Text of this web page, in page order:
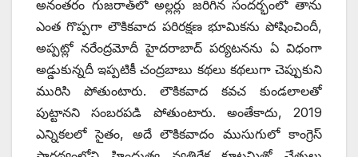
అనంతరం గుజరాత్‌లో అల్లర్లు జరిగిన సందర్భంలో తాను
ఎంత గొప్పగా లౌకికవాద పరిరక్షణ భూమికను పోషించిందీ,
అప్పట్లో నరేంద్రమోదీ హైదరాబాద్‌ ‌పర్యటనను ఏ విధంగా
అడ్డుకున్నదీ ఇప్పటికీ చంద్రబాబు కథలు కథలుగా చెప్పుకుని
మురిసి పోతుంటారు. లౌకికవాద కవచ కుండలాలతో
పుట్టానని సంబరపడి పోతుంటారు. అంతేకాదు, 2019
ఎన్నికలలో సైతం, అదే లౌకికవాదం ముసుగులో కాంగ్రెస్‌